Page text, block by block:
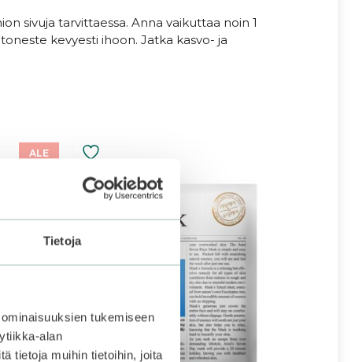
Tietoja
tukemiseen
alan
tietoja muihin tietoihin, joita
sivuja tarvittaessa. Anna vaikuttaa noin 1
kevyesti ihoon. Jatka kasvo- ja
ALE